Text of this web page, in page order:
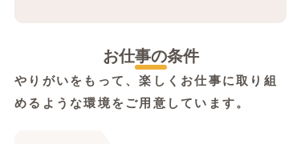
お仕事の条件
やりがいをもって、楽しくお仕事に取り組
めるような環境をご用意しています。